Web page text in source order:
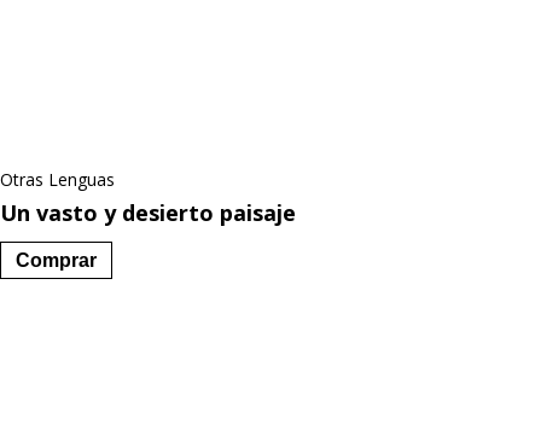
Otras Lenguas
Un vasto y desierto paisaje
Comprar